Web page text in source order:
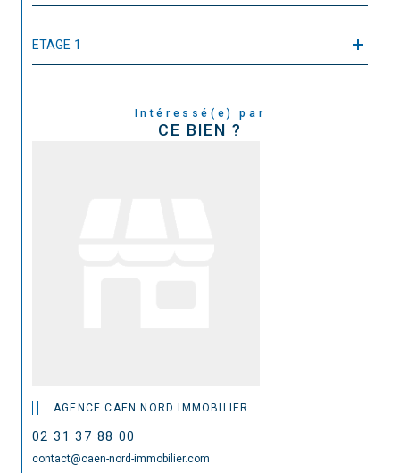
ETAGE 1
Intéressé(e) par
CE BIEN ?
AGENCE CAEN NORD IMMOBILIER
02 31 37 88 00
contact@caen-nord-immobilier.com